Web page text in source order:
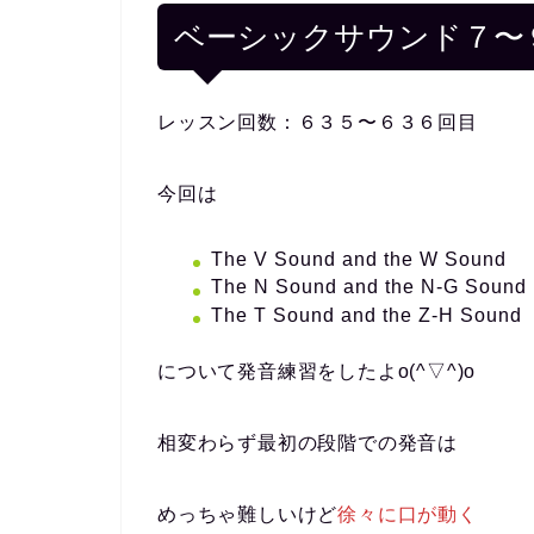
ベーシックサウンド７〜
レッスン回数：６３５〜６３６回目
今回は
The V Sound and the W Sound
The N Sound and the N-G Sound
The T Sound and the Z-H Sound
について発音練習をしたよo(^▽^)o
相変わらず最初の段階での発音は
めっちゃ難しいけど徐々に口が動く